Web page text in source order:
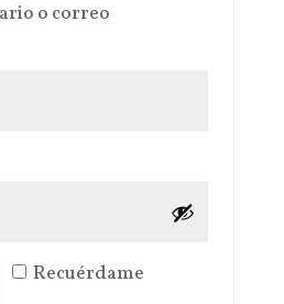
o correo
Recuérdame